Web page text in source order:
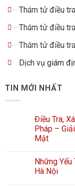
Thám tử điều
Thám tử điều
Thám tử điều
Dịch vụ giám
TIN MỚI NHẤT
Điều Tra,
Pháp –
Mật
Những
Hà Nội